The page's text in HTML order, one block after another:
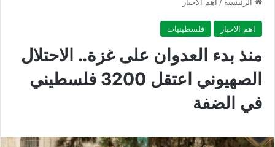
الرئيسية / اهم الاخبار
اهم الاخبار فلسطينيات
منذ بدء العدوان على غزة.. الاحتلال
الصهيوني اعتقل 3200 فلسطيني
في الضفة